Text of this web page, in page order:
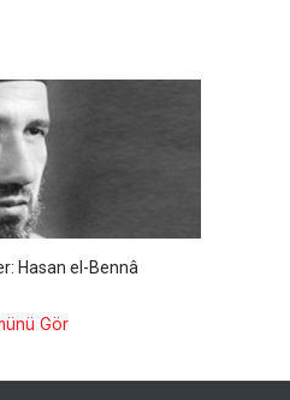
Hasan el-Bennâ
Gör